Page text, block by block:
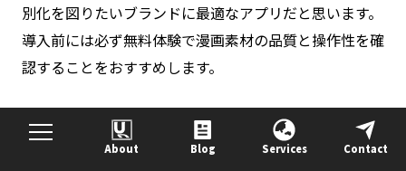
About Blog Services Contact
別化を図りたいブランドに最適なアプリだと思います。
導入前には必ず無料体験で漫画素材の品質と操作性を確
認することをおすすめします。
料金プラン